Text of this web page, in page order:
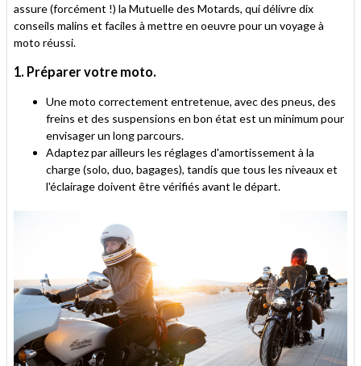
assure (forcément !) la Mutuelle des Motards, qui délivre dix
conseils malins et faciles à mettre en oeuvre pour un voyage à
moto réussi.
1. Préparer votre moto.
Une moto correctement entretenue, avec des pneus, des
freins et des suspensions en bon état est un minimum pour
envisager un long parcours.
Adaptez par ailleurs les réglages d'amortissement à la
charge (solo, duo, bagages), tandis que tous les niveaux et
l'éclairage doivent être vérifiés avant le départ.